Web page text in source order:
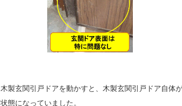
木製玄関引戸ドアを動かすと、木製玄関引戸ドア自体
状態になっていました。